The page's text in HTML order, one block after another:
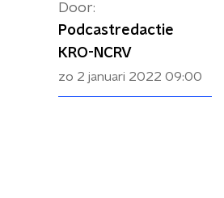
Door:
Podcastredactie
KRO-NCRV
zo 2 januari 2022 09:00